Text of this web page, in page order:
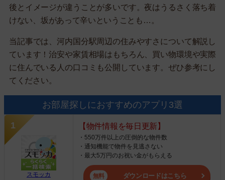
後とイメージが違うことが多いです。夜はうるさく落ち着
けない、坂があって辛いということも…。
当記事では、河内国分駅周辺の住みやすさについて解説し
ています！治安や家賃相場はもちろん、買い物環境や実際
に住んでいる人の口コミも公開しています。ぜひ参考にし
てください。
お部屋探しにおすすめのアプリ3選
スモッカ
【物件情報を毎日更新】
・550万件以上の圧倒的な物件数
・通知機能で物件を見逃さない
・最大5万円のお祝い金がもらえる
ダウンロードはこちら